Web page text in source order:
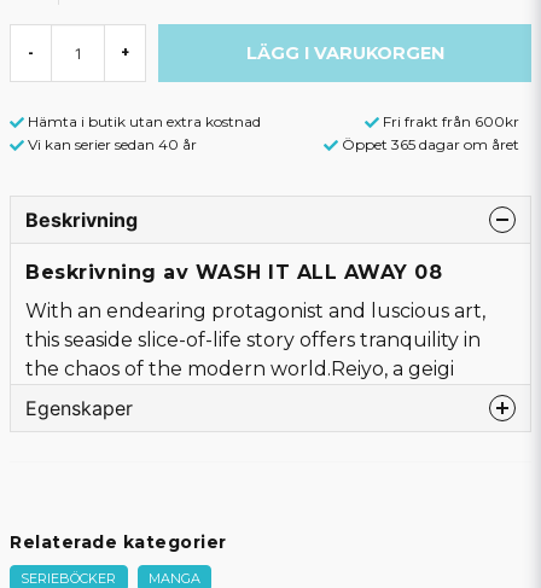
- + LÄGG I VARUKORGEN
Hämta i butik utan extra kostnad
Fri frakt från 600kr
Vi kan serier sedan 40 år
Öppet 365 dagar om året
Beskrivning
Beskrivning av WASH IT ALL AWAY 08
With an endearing protagonist and luscious art,
this seaside slice-of-life story offers tranquility in
the chaos of the modern world.Reiyo, a geigi
Egenskaper
Relaterade kategorier
SERIEBÖCKER MANGA